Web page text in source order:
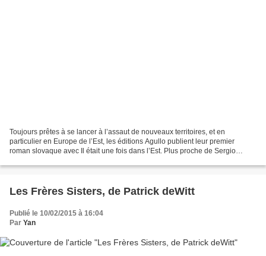
Toujours prêtes à se lancer à l’assaut de nouveaux territoires, et en
particulier en Europe de l’Est, les éditions Agullo publient leur premier
roman slovaque avec Il était une fois dans l’Est. Plus proche de Sergio
Les Frères Sisters, de Patrick deWitt
Publié le 10/02/2015 à 16:04
Par Yan